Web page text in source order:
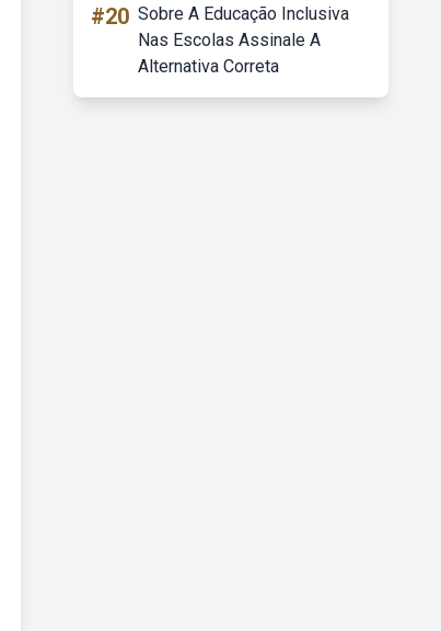
#20 Sobre A Educação Inclusiva
Nas Escolas Assinale A
Alternativa Correta